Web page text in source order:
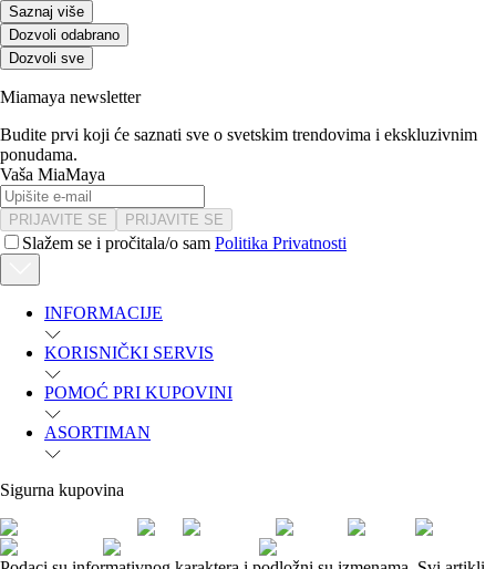
Saznaj više
Dozvoli odabrano
Dozvoli sve
Miamaya newsletter
Budite prvi koji će saznati sve o svetskim trendovima i ekskluzivnim
ponudama.
Vaša MiaMaya
PRIJAVITE SE PRIJAVITE SE
Slažem se i pročitala/o sam Politika Privatnosti
INFORMACIJE
KORISNIČKI SERVIS
POMOĆ PRI KUPOVINI
ASORTIMAN
Sigurna kupovina